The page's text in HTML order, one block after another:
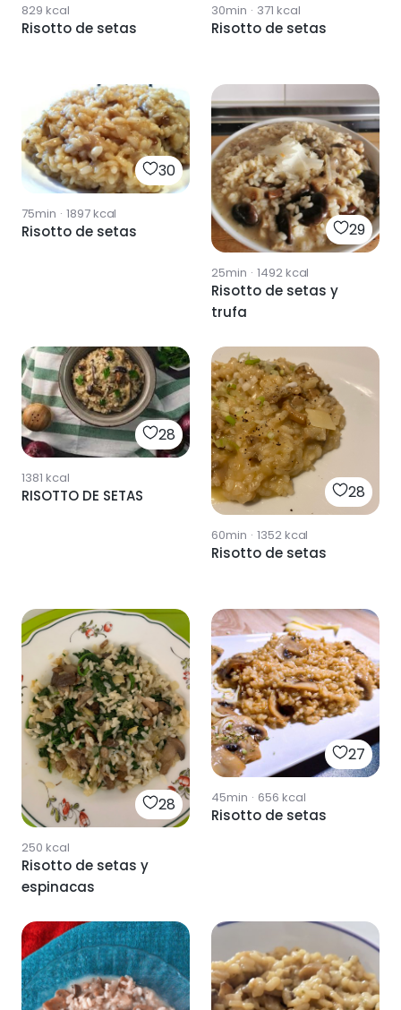
829 kcal
Risotto de setas
30min · 371 kcal
Risotto de setas
30
75min · 1897kcal
Risotto de setas 29
25min · 1492kcal
Risotto de setas y
trufa
28
1381 kcal
RISOTTO DE SETAS 28
60min · 1352kcal
Risotto de setas
28
250 kcal
Risotto de setas y
espinacas
27
45min · 656 kcal
Risotto de setas